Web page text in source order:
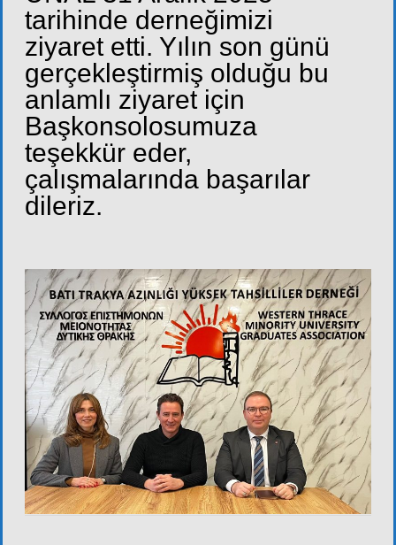
tarihinde derneğimizi
ziyaret etti. Yılın son günü
gerçekleştirmiş olduğu bu
anlamlı ziyaret için
Başkonsolosumuza
teşekkür eder,
çalışmalarında başarılar
dileriz.